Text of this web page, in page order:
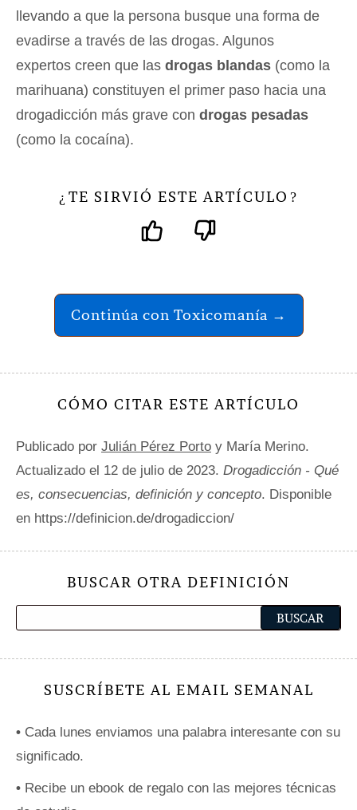
llevando a que la persona busque una forma de
evadirse a través de las drogas. Algunos
expertos creen que las drogas blandas (como la
marihuana) constituyen el primer paso hacia una
drogadicción más grave con drogas pesadas
(como la cocaína).
¿ TE SIRVIÓ ESTE ARTÍCULO ?
Continúa con Toxicomanía →
CÓMO CITAR ESTE ARTÍCULO
Publicado por Julián Pérez Porto y María Merino.
Actualizado el 12 de julio de 2023. Drogadicción - Qué
es, consecuencias, definición y concepto. Disponible
en https://definicion.de/drogadiccion/
BUSCAR OTRA DEFINICIÓN
SUSCRÍBETE AL EMAIL SEMANAL
• Cada lunes enviamos una palabra interesante con su
significado.
• Recibe un ebook de regalo con las mejores técnicas